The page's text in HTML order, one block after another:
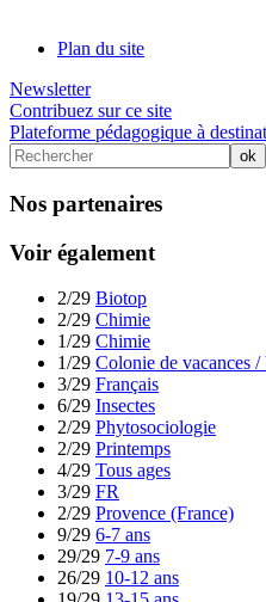
Plan du site
Newsletter
Contribuez sur ce site
Plateforme pédagogique à
Nos partenaires
Voir également
2/29 Biotop
2/29 Chimie
1/29 Chimie
1/29 Colonie de vacances /
3/29 Français
6/29 Insectes
2/29 Phytosociologie
2/29 Printemps
4/29 Tous ages
3/29 FR
2/29 Provence (France)
9/29 6-7 ans
29/29 7-9 ans
26/29 10-12 ans